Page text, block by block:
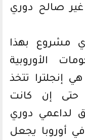
صالح دوري
مشروع بهذا
الأوروبية
إنجلترا تتخذ
حتى إن كانت
لداعمي دوري
أوروبا يجعل